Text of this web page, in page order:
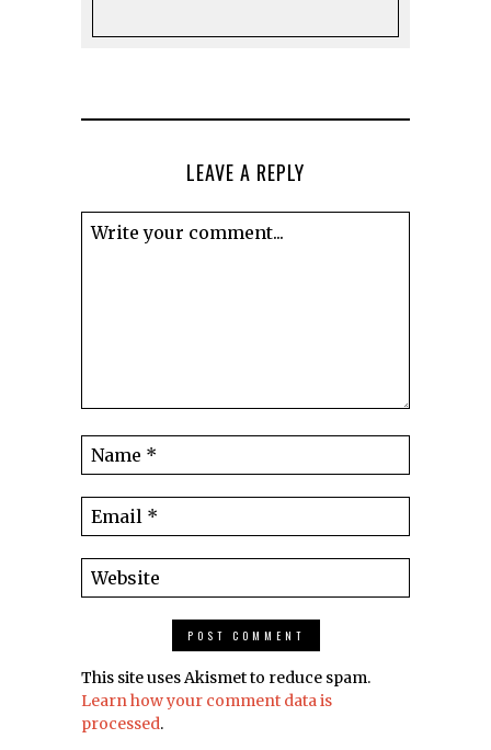
LEAVE A REPLY
This site uses Akismet to reduce spam.
Learn how your comment data is
processed.